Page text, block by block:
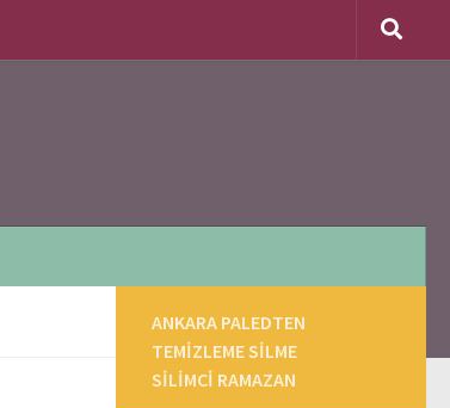
ANKARA PALEDTEN
TEMIZLEME SILME
SILIMCI RAMAZAN